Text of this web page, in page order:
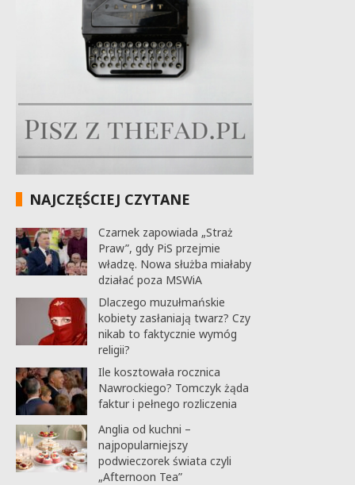
NAJCZĘŚCIEJ CZYTANE
Czarnek zapowiada „Straż
Praw”, gdy PiS przejmie
władzę. Nowa służba miałaby
działać poza MSWiA
Dlaczego muzułmańskie
kobiety zasłaniają twarz? Czy
nikab to faktycznie wymóg
religii?
Ile kosztowała rocznica
Nawrockiego? Tomczyk żąda
faktur i pełnego rozliczenia
Anglia od kuchni –
najpopularniejszy
podwieczorek świata czyli
„Afternoon Tea”